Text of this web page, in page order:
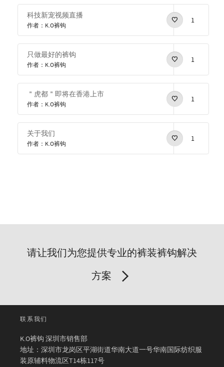
科技新宠视频直播
作者：K.O裤钩
1
只做最好的裤钩
作者：K.O裤钩
1
＂虎都＂即将在香港上市
作者：K.O裤钩
1
关于我们
作者：K.O裤钩
1
请让我们为您提供专业的裤装裤钩解决
方案
联系我们
K.O裤钩 深圳市销售部
地址：深圳市龙岗区平湖街道华南大道一号华南国际纺织服
装原辅料物流区T14栋117号